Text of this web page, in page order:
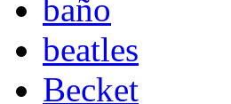
baño
beatles
Becket